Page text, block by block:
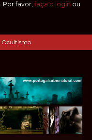
. Por favor, faça o login ou
Ocultismo